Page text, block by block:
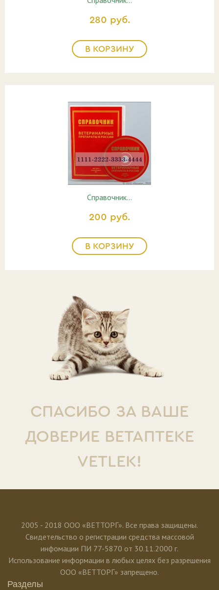
280 руб.
В КОРЗИНУ
Справочник…
200 руб.
В КОРЗИНУ
СПАСИБО ЗА ВАШЕ
ДОВЕРИЕ ВЕТАПТЕКЕ
VETLEK!
2005 - 2018 ООО «ВЕТТОРГ». Все права защищены.
Свидетельство о регистрации средства массовой
инфомации ПИ 77-5870 от 30.11.2000 г.
Использование информации в любых целях без разрешения
ООО «ВЕТТОРГ» запрещено.
Разделы